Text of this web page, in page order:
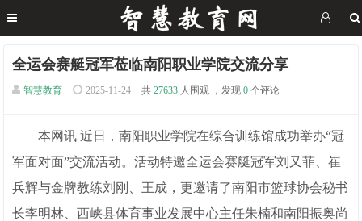
全运会赛艇冠军莅临南阳职业学院交流分享
智慧教育 2025-11-24 共 27633 人围观 ，发现 0 个评论
本网讯 近日，南阳职业学院在综合训练馆成功举办“冠
军面对面”交流活动。活动特邀全运会赛艇冠军刘又菲、崔
兵辉与金牌教练刘刚、王成，更邀请了南阳市篮球协会秘书
长李明林、西峡县体育事业发展中心主任朱楠和南阳振奥尚